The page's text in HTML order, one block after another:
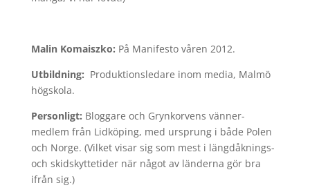
Malin Komaiszko: På Manifesto våren 2012.
Utbildning: Produktionsledare inom media, Malmö
högskola.
Personligt: Bloggare och Grynkorvens vänner-
medlem från Lidköping, med ursprung i både Polen
och Norge. (Vilket visar sig som mest i längdåknings-
och skidskyttetider när något av länderna gör bra
ifrån sig.)